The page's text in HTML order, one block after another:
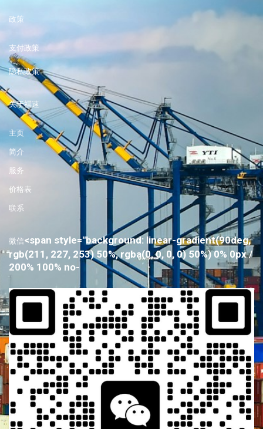
政策
支付政策
隐私政策
关于祺速
主页
简介
服务
价格表
联系
微信<span style="background: linear-gradient(90deg,
rgb(211, 227, 253) 50%, rgba(0, 0, 0, 0) 50%) 0% 0px /
200% 100% no-